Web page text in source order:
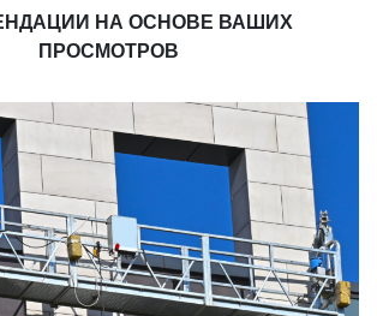
НА ОСНОВЕ ВАШИХ
ПРОСМОТРОВ